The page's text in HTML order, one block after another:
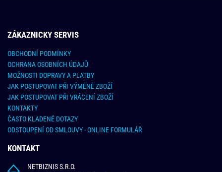
ZÁKAZNICKY SERVIS
OBCHODNÍ PODMÍNKY
OCHRANA OSOBNÍCH ÚDAJŮ
MOŽNOSTI DOPRAVY A PLATBY
JAK POSTUPOVAT PŘI VÝMĚNĚ ZBOŽÍ
JAK POSTUPOVAT PŘI VRÁCENÍ ZBOŽÍ
KONTAKTY
ČASTO KLADENÉ DOTAZY
ODSTOUPENÍ OD SMLOUVY - ONLINE FORMULÁŘ
KONTAKT
NETBIZNIS S.R.O.